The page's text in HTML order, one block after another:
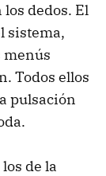
dedos. El
sistema,
menús
Todos ellos
pulsación
de la